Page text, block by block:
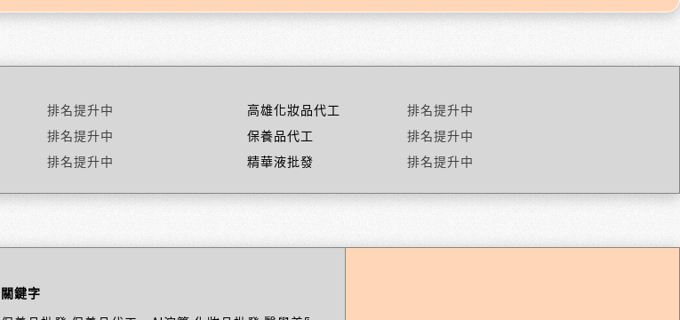
排名提升中 高雄化妝品代工
排名提升中
排名提升中 保養品代工
排名提升中
排名提升中 精華液批發 排名提升中
關鍵字